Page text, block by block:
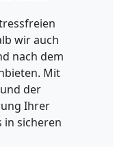
wir auch
nach dem
Mit
der
Ihrer
in sicheren